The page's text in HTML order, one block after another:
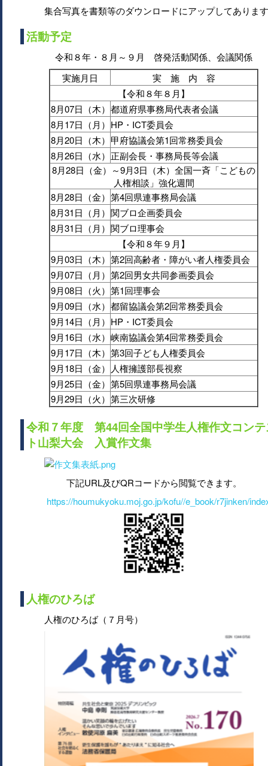
集合写真を書類等のダウンロードにアップしてありま
活動予定
令和８年・８月～９月 啓発活動関係、会議関係
実施月日
実 施 内 容
【令和８年８月】
8月07日（木） 都道府県事務局代表者会議
8月17日（月） HP・ICT委員会
8月20日（木） 甲府協議会第1回常務委員会
8月26日（水） 正副会長・事務局長等会議
8月28日（金）～9月3日（木）全国一斉「こどもの
人権相談」強化週間
8月28日（金） 第4回県連事務局会議
8月31日（月） 関ブロ企画委員会
8月31日（月） 関ブロ理事会
【令和８年９月】
9月03日（木） 第2回高齢者・障がい者人権委員会
9月07日（月） 第2回男女共同参画委員会
9月08日（火） 第1回理事会
9月09日（水） 都留協議会第2回常務委員会
9月14日（月） HP・ICT委員会
9月16日（水） 峡南協議会第4回常務委員会
9月17日（木） 第3回子ども人権委員会
9月18日（金）
人権擁護部長視察
9月25日（金） 第5回県連事務局会議
9月29日（火） 第三次研修
令和７年度 第44回全国中学生人権作文コン
ト山梨大会 入賞作文集
下記URL及びQRコードから閲覧できます。
https://houmukyoku.moj.go.jp/kofu//e_book/r7jinken/
人権のひろば
人権のひろば（７月号）